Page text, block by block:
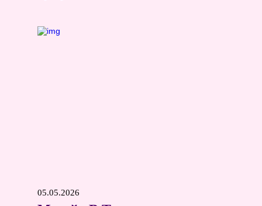
05.05.2026